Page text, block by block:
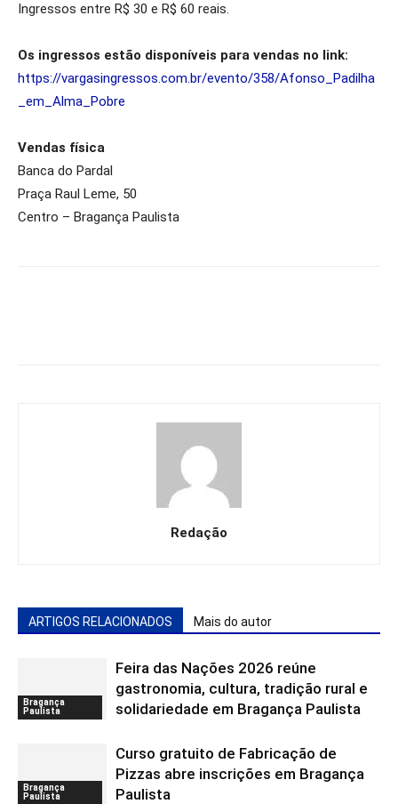
Ingressos entre R$ 30 e R$ 60 reais.
Os ingressos estão disponíveis para vendas no link:
https://vargasingressos.com.br/evento/358/Afonso_Padilha
_em_Alma_Pobre
Vendas física
Banca do Pardal
Praça Raul Leme, 50
Centro – Bragança Paulista
Redação
ARTIGOS RELACIONADOS Mais do autor
Bragança
Paulista
Feira das Nações 2026 reúne
gastronomia, cultura, tradição rural e
solidariedade em Bragança Paulista
Bragança
Paulista
Curso gratuito de Fabricação de
Pizzas abre inscrições em Bragança
Paulista